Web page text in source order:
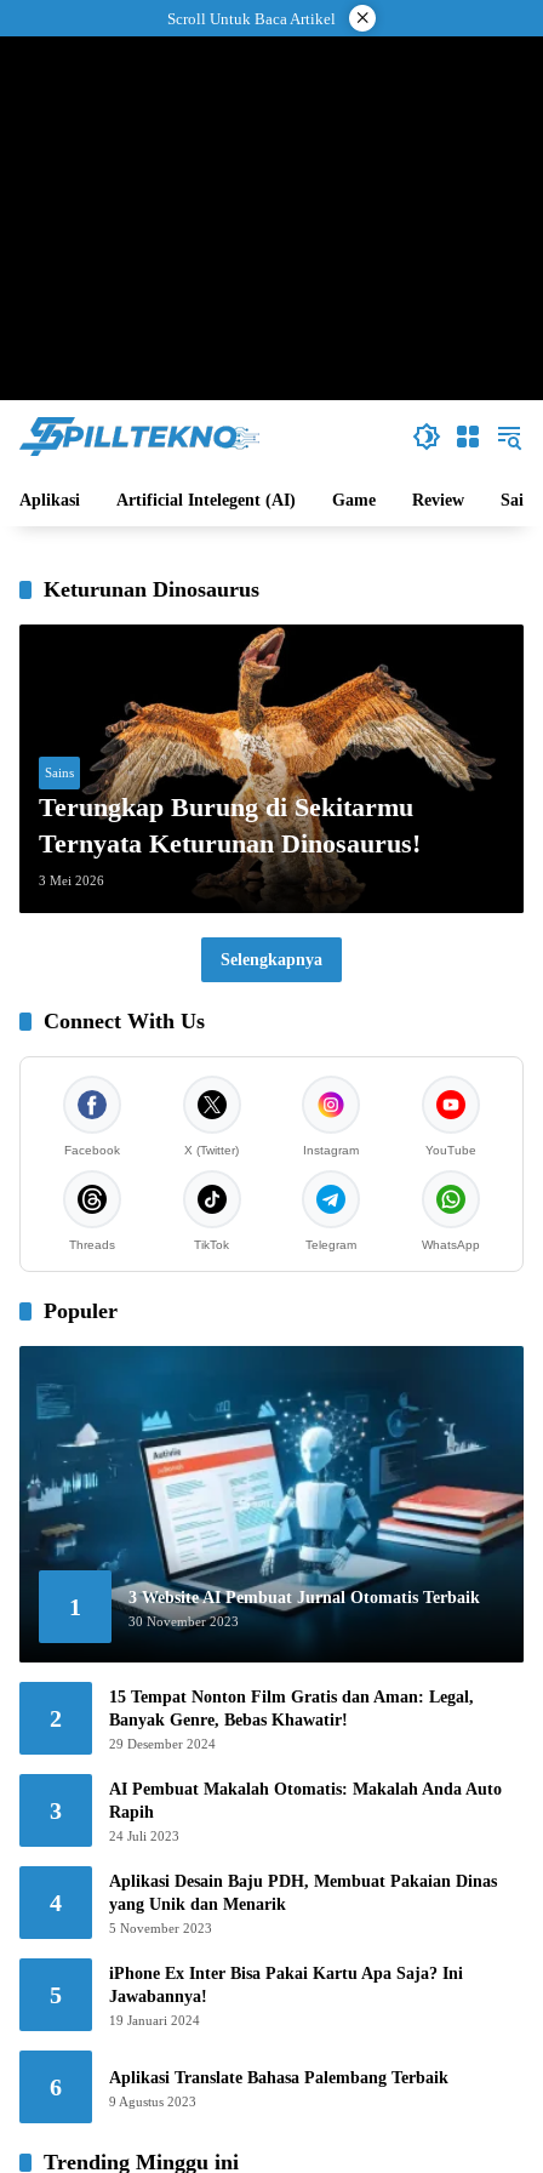
ke
Scroll Untuk Baca Artikel ×
Aplikasi Artificial Intelegent (AI) Game Review Sains
Keturunan Dinosaurus
Sains
Terungkap Burung di Sekitarmu
Ternyata Keturunan Dinosaurus!
3 Mei 2026
Selengkapnya
Connect With Us
Facebook X (Twitter) Instagram YouTube
Threads TikTok Telegram WhatsApp
Populer
1 3 Website AI Pembuat Jurnal Otomatis Terbaik
30 November 2023
2
15 Tempat Nonton Film Gratis dan Aman: Legal,
Banyak Genre, Bebas Khawatir!
29 Desember 2024
3
AI Pembuat Makalah Otomatis: Makalah Anda Auto
Rapih
24 Juli 2023
4
Aplikasi Desain Baju PDH, Membuat Pakaian Dinas
yang Unik dan Menarik
5 November 2023
5
iPhone Ex Inter Bisa Pakai Kartu Apa Saja? Ini
Jawabannya!
19 Januari 2024
6 Aplikasi Translate Bahasa Palembang Terbaik
9 Agustus 2023
Trending Minggu ini